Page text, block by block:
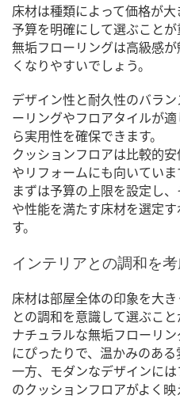
床材は種類によって価格が
予算を明確にして選ぶことが
無垢フローリングは高級感
くなりやすいでしょう。
デザイン性と耐久性のバラ
ーリングやフロアタイルが
ら実用性を確保できます。
クッションフロアは比較的
やリフォームにも向いていま
まずは予算の上限を設定し
や性能を満たす床材を選定
す。
インテリアとの調和を考
床材は部屋全体の印象を大
との調和を意識して選ぶこと
ナチュラルな無垢フローリ
にぴったりで、温かみのある
一方、モダンなデザインに
のクッションフロアがよく映